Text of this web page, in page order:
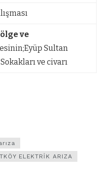
ve
Sultan
ve civarı
ELEKTRİK ARIZA